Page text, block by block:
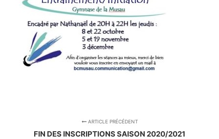
ARTICLE PRÉCÉDENT
FIN DES INSCRIPTIONS SAISON 2020/2021